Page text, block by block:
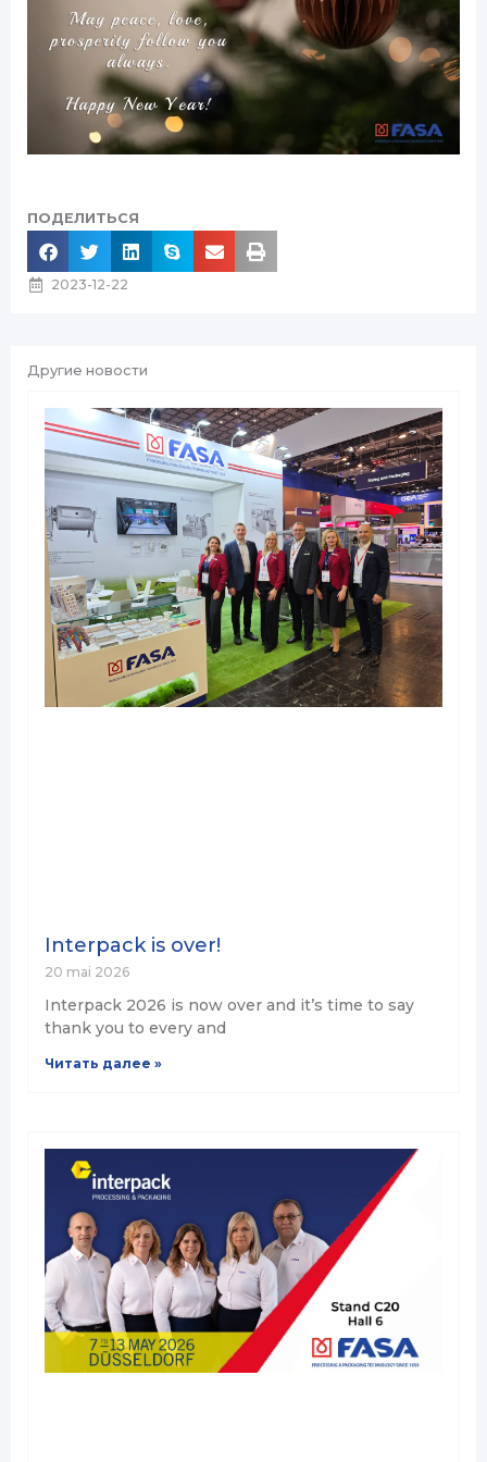
ПОДЕЛИТЬСЯ
2023-12-22
Другие новости
Interpack is over!
20 mai 2026
Interpack 2026 is now over and it’s time to say
thank you to every and
Читать далее »